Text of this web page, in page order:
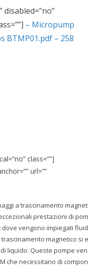
– Micropump
BTMP01.pdf – 258
class=””]
url=””
a trascinamento
prestazioni di
vengono impiegati
magnetico si
liquido. Queste pompe
che necessitano di